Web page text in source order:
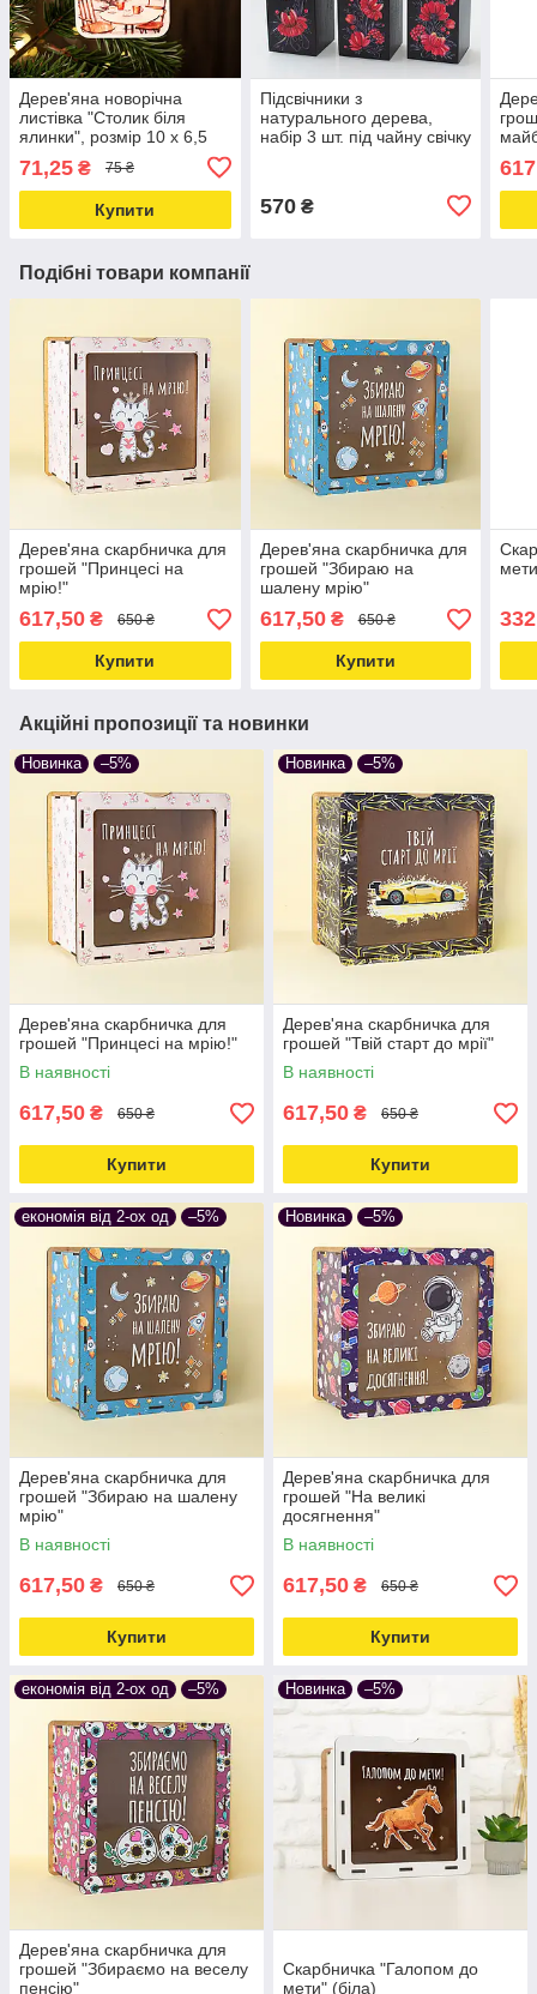
Дерев'яна новорічна
листівка "Столик біля
ялинки", розмір 10 х 6,5
71,25 ₴ 75 ₴
Купити
Підсвічники з
натурального дерева,
набір 3 шт. під чайну свічку
570₴
Подібні товари компанії
Дерев'яна скарбничка для
грошей "Принцесі на
мрію!"
617,50 ₴ 650 ₴
Купити
Дерев'яна скарбничка для
грошей "Збираю на
шалену мрію"
617,50₴ 650 ₴
Купити
Акційні пропозиції та новинки
Новинка –5%
Дерев'яна скарбничка для
грошей "Принцесі на мрію!"
В наявності
617,50 ₴ 650 ₴
Купити
Новинка –5%
Дерев'яна скарбничка для
грошей "Твій старт до мрії"
В наявності
617,50 ₴ 650 ₴
Купити
економія від 2-ох од –5%
Дерев'яна скарбничка для
грошей "Збираю на шалену
мрію"
В наявності
617,50 ₴ 650 ₴
Купити
Новинка –5%
Дерев'яна скарбничка для
грошей "На великі
досягнення"
В наявності
617,50 ₴ 650 ₴
Купити
економія від 2-ох од –5%
Дерев'яна скарбничка для
грошей "Збираємо на веселу
пенсію"
Новинка –5%
Скарбничка "Галопом до
мети" (біла)